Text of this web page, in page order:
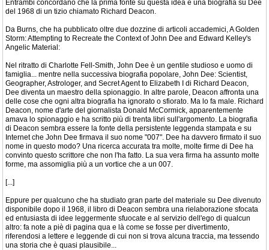
Entrambi concordano che la prima fonte su questa idea è una biografia su Dee
del 1968 di un tizio chiamato Richard Deacon.
Da Burns, che ha pubblicato oltre due dozzine di articoli accademici, A Golden
Storm: Attempting to Recreate the Context of John Dee and Edward Kelley's
Angelic Material:
Nel ritratto di Charlotte Fell-Smith, John Dee è un gentile studioso e uomo di
famiglia... mentre nella successiva biografia popolare, John Dee: Scientist,
Geographer, Astrologer, and Secret Agent to Elizabeth I di Richard Deacon,
Dee diventa un maestro della spionaggio. In altre parole, Deacon affronta una
delle cose che ogni altra biografia ha ignorato o sfiorato. Ma lo fa male. Richard
Deacon, nome d'arte del giornalista Donald McCormick, apparentemente
amava lo spionaggio e ha scritto più di trenta libri sull'argomento. La biografia
di Deacon sembra essere la fonte della persistente leggenda stampata e su
Internet che John Dee firmava il suo nome "007". Dee ha davvero firmato il suo
nome in questo modo? Una ricerca accurata tra molte, molte firme di Dee ha
convinto questo scrittore che non l'ha fatto. La sua vera firma ha assunto molte
forme, ma assomiglia più a un vortice che a un 007.
[...]
Eppure per qualcuno che ha studiato gran parte del materiale su Dee divenuto
disponibile dopo il 1968, il libro di Deacon sembra una rielaborazione sfocata
ed entusiasta di idee leggermente sfuocate e al servizio dell'ego di qualcun
altro: fa note a piè di pagina qua e là come se fosse per divertimento,
riferendosi a lettere e leggende di cui non si trova alcuna traccia, ma tessendo
una storia che è quasi plausibile...